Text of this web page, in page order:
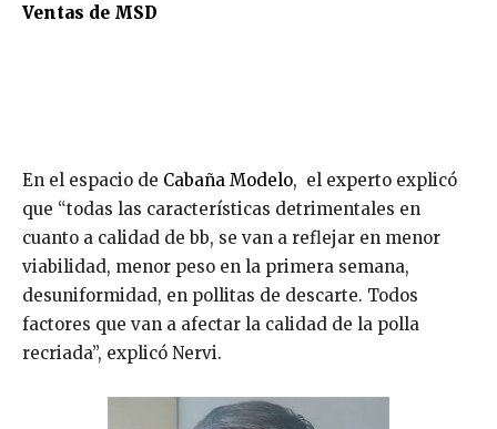
Ventas de MSD
En el espacio de Cabaña Modelo, el experto explicó
que “todas las características detrimentales en
cuanto a calidad de bb, se van a reflejar en menor
viabilidad, menor peso en la primera semana,
desuniformidad, en pollitas de descarte. Todos
factores que van a afectar la calidad de la polla
recriada”, explicó Nervi.